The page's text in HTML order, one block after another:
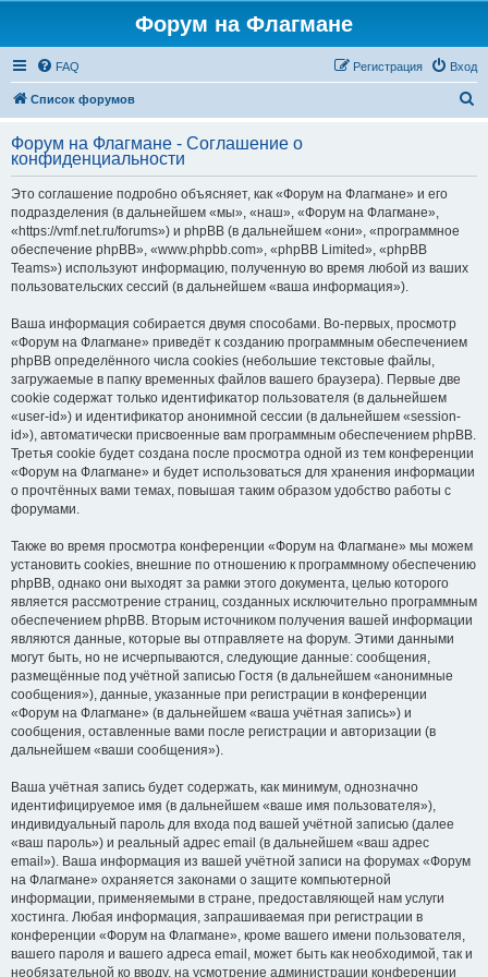
Форум на Флагмане
FAQ Вход
Регистрация
Список форумов
с
Форум на Флагмане - Соглашение о
конфиденциальности
Это соглашение подробно объясняет, как «Форум на Флагмане» и его
подразделения (в дальнейшем «мы», «наш», «Форум на Флагмане»,
«https://vmf.net.ru/forums») и phpBB (в дальнейшем «они», «программное
обеспечение phpBB», «www.phpbb.com», «phpBB Limited», «phpBB
Teams») используют информацию, полученную во время любой из ваших
пользовательских сессий (в дальнейшем «ваша информация»).
Ваша информация собирается двумя способами. Во-первых, просмотр
«Форум на Флагмане» приведёт к созданию программным обеспечением
phpBB определённого числа cookies (небольшие текстовые файлы,
загружаемые в папку временных файлов вашего браузера). Первые две
cookie содержат только идентификатор пользователя (в дальнейшем
«user-id») и идентификатор анонимной сессии (в дальнейшем «session-
id»), автоматически присвоенные вам программным обеспечением phpBB.
Третья cookie будет создана после просмотра одной из тем конференции
«Форум на Флагмане» и будет использоваться для хранения информации
о прочтённых вами темах, повышая таким образом удобство работы с
форумами.
Также во время просмотра конференции «Форум на Флагмане» мы можем
установить cookies, внешние по отношению к программному обеспечению
phpBB, однако они выходят за рамки этого документа, целью которого
является рассмотрение страниц, созданных исключительно программным
обеспечением phpBB. Вторым источником получения вашей информации
являются данные, которые вы отправляете на форум. Этими данными
могут быть, но не исчерпываются, следующие данные: сообщения,
размещённые под учётной записью Гостя (в дальнейшем «анонимные
сообщения»), данные, указанные при регистрации в конференции
«Форум на Флагмане» (в дальнейшем «ваша учётная запись») и
сообщения, оставленные вами после регистрации и авторизации (в
дальнейшем «ваши сообщения»).
Ваша учётная запись будет содержать, как минимум, однозначно
идентифицируемое имя (в дальнейшем «ваше имя пользователя»),
индивидуальный пароль для входа под вашей учётной записью (далее
«ваш пароль») и реальный адрес email (в дальнейшем «ваш адрес
email»). Ваша информация из вашей учётной записи на форумах «Форум
на Флагмане» охраняется законами о защите компьютерной
информации, применяемыми в стране, предоставляющей нам услуги
хостинга. Любая информация, запрашиваемая при регистрации в
конференции «Форум на Флагмане», кроме вашего имени пользователя,
вашего пароля и вашего адреса email, может быть как необходимой, так и
необязательной ко вводу, на усмотрение администрации конференции